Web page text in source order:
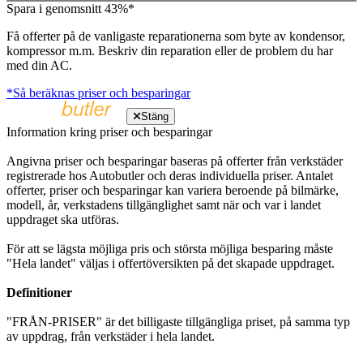
Spara i genomsnitt 43%*
Få offerter på de vanligaste reparationerna som byte av kondensor,
kompressor m.m. Beskriv din reparation eller de problem du har
med din AC.
*Så beräknas priser och besparingar
Stäng
Information kring priser och besparingar
Angivna priser och besparingar baseras på offerter från verkstäder
registrerade hos Autobutler och deras individuella priser. Antalet
offerter, priser och besparingar kan variera beroende på bilmärke,
modell, år, verkstadens tillgänglighet samt när och var i landet
uppdraget ska utföras.
För att se lägsta möjliga pris och största möjliga besparing måste
"Hela landet" väljas i offertöversikten på det skapade uppdraget.
Definitioner
"FRÅN-PRISER" är det billigaste tillgängliga priset, på samma typ
av uppdrag, från verkstäder i hela landet.